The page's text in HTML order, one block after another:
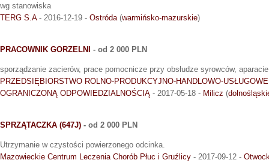
wg stanowiska
TERG S.A- 2016-12-19 - Ostróda(warmińsko-mazurskie)
PRACOWNIK GORZELNI - od 2 000 PLN
sporządzanie zacierów, prace pomocnicze przy obsłudze syrowców,
PRZEDSIĘBIORSTWO ROLNO-PRODUKCYJNO-HANDLOWO-
OGRANICZONĄ ODPOWIEDZIALNOŚCIĄ - 2017-05-18 - Milicz (
SPRZĄTACZKA (647J) - od 2 000 PLN
Utrzymanie w czystości powierzonego odcinka.
Mazowieckie Centrum Leczenia Chorób Płuc i Gruźlicy - 2017-09-12 -